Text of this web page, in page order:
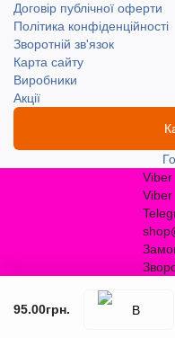
95.00грн.
Договір публічної оферти
Політика конфіденційності
Зворотній зв'язок
Карта сайту
Виробники
Акції
Viber
Viber